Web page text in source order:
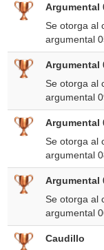
Argumental
Se otorga al
argumental
Argumental
Se otorga al
argumental
Argumental
Se otorga al
argumental
Argumental
Se otorga al
argumental
Caudillo